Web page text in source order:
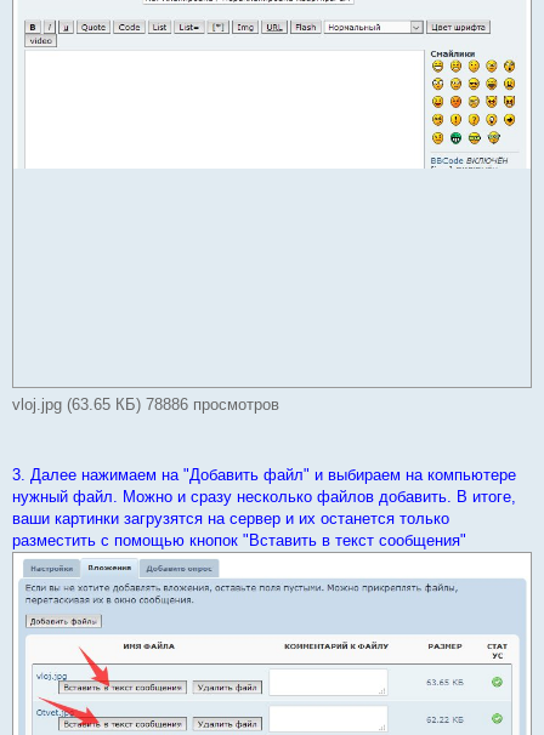
vloj.jpg (63.65 КБ) 78886 просмотров
3. Далее нажимаем на "Добавить файл" и выбираем на компьютере
нужный файл. Можно и сразу несколько файлов добавить. В итоге,
ваши картинки загрузятся на сервер и их останется только
разместить с помощью кнопок "Вставить в текст сообщения"